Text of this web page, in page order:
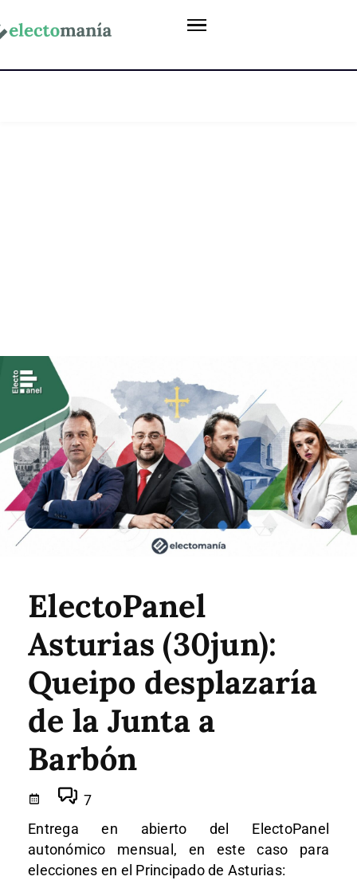
ElectoPanel
Asturias (30jun):
Queipo desplazaría
de la Junta a
Barbón
7
Entrega en abierto del ElectoPanel
autonómico mensual, en este caso para
elecciones en el Principado de Asturias: